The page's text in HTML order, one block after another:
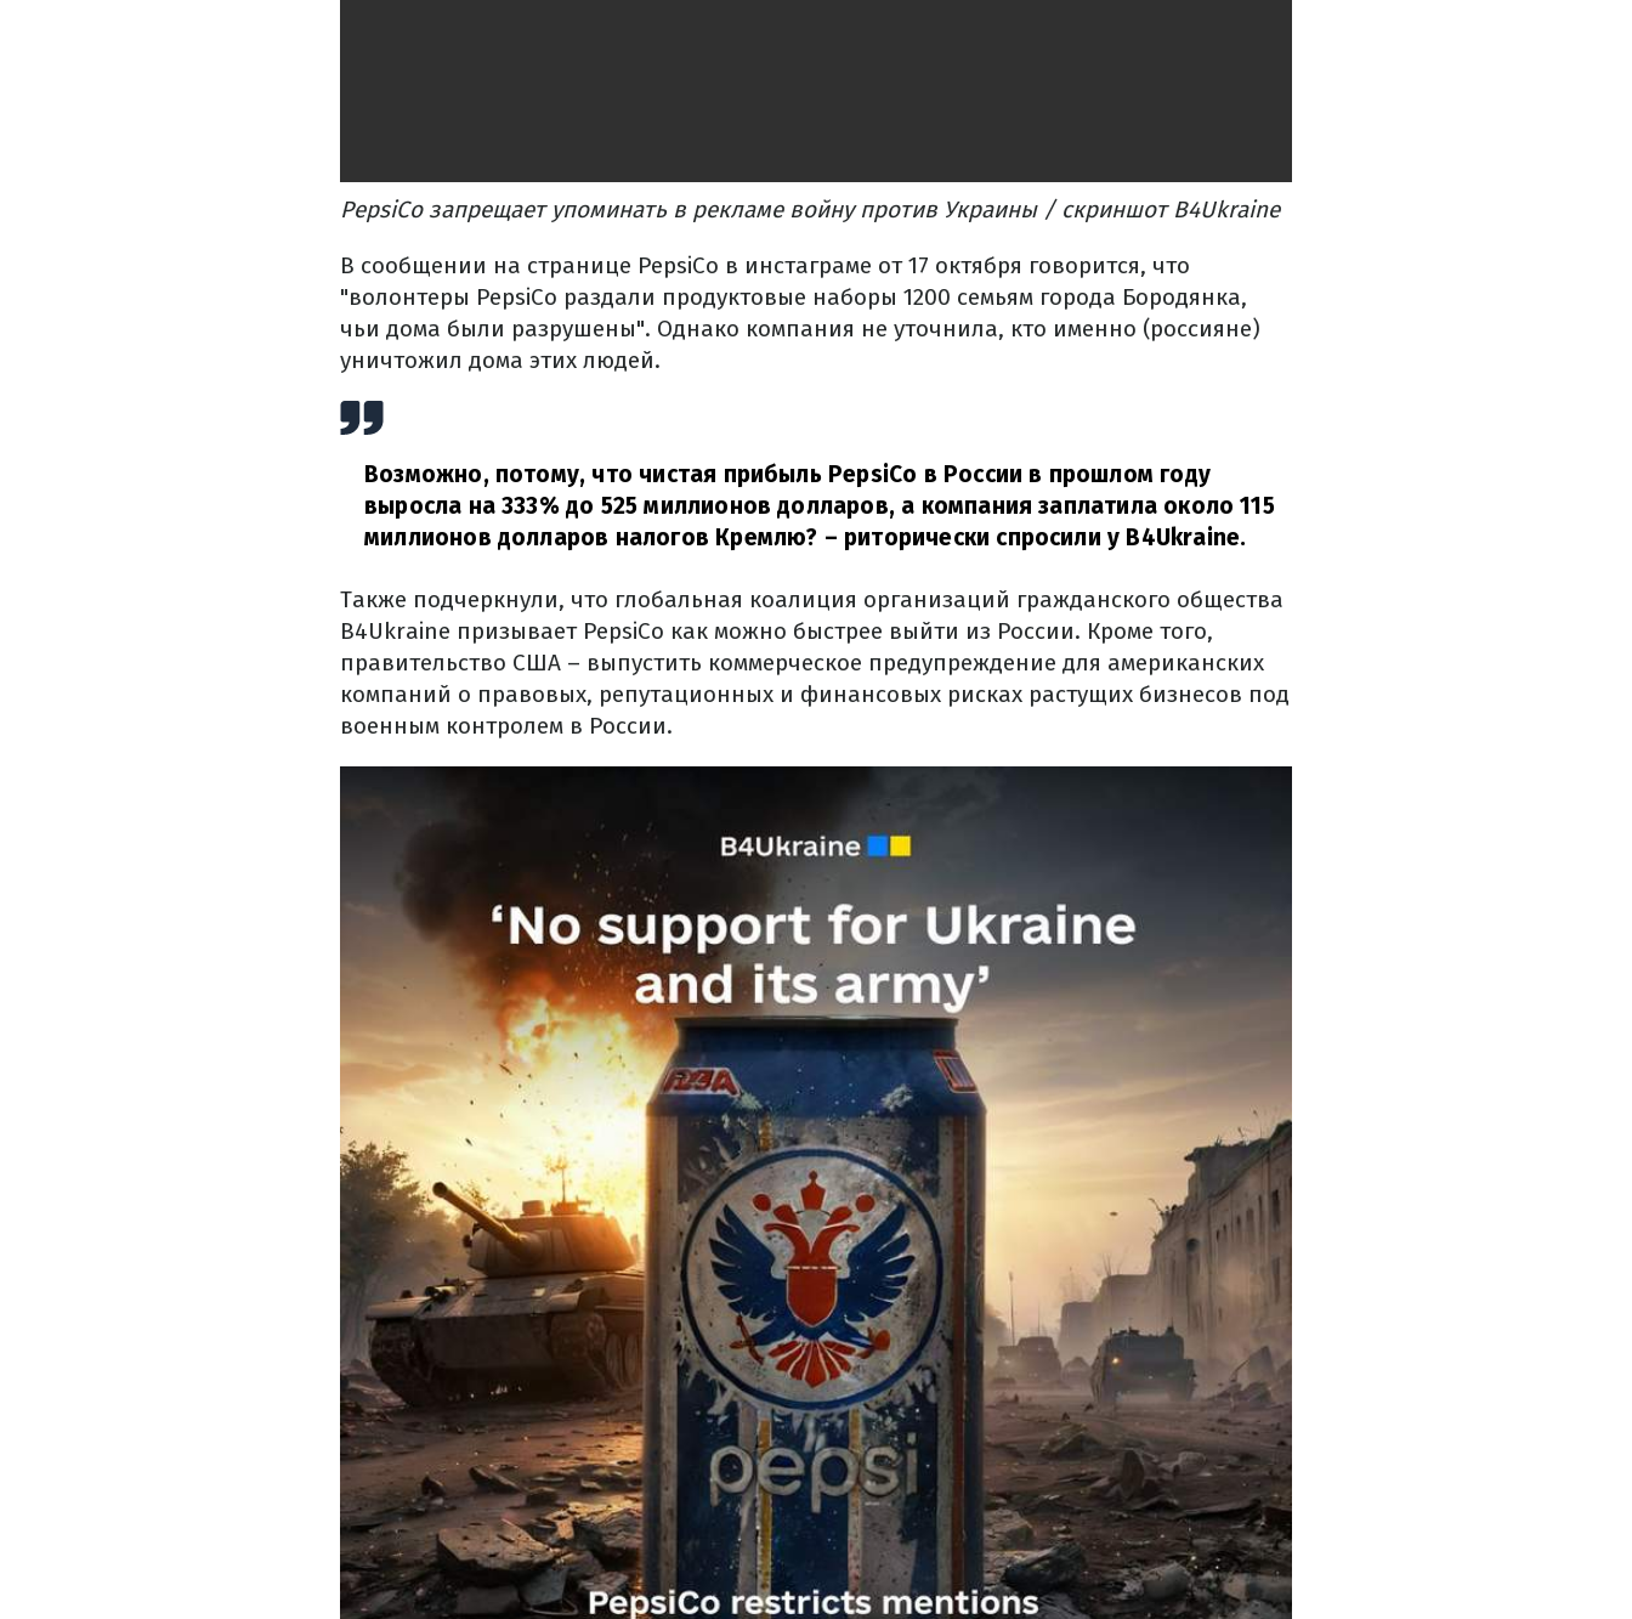
PepsiCo запрещает упоминать в рекламе войну против Украины / скриншот B4Ukraine
В сообщении на странице PepsiCo в инстаграме от 17 октября говорится, что
"волонтеры PepsiCo раздали продуктовые наборы 1200 семьям города Бородянка,
чьи дома были разрушены". Однако компания не уточнила, кто именно (россияне)
уничтожил дома этих людей.
Возможно, потому, что чистая прибыль PepsiCo в России в прошлом году
выросла на 333% до 525 миллионов долларов, а компания заплатила около 115
миллионов долларов налогов Кремлю? – риторически спросили у B4Ukraine.
Также подчеркнули, что глобальная коалиция организаций гражданского общества
B4Ukraine призывает PepsiCo как можно быстрее выйти из России. Кроме того,
правительство США – выпустить коммерческое предупреждение для американских
компаний о правовых, репутационных и финансовых рисках растущих бизнесов под
военным контролем в России.